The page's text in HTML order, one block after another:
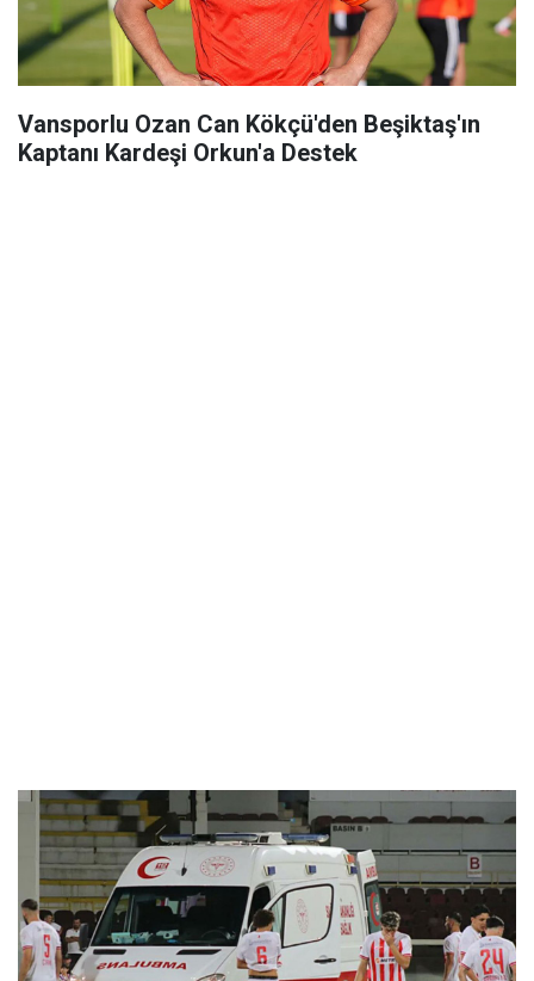
Vansporlu Ozan Can Kökçü'den Beşiktaş'ın
Kaptanı Kardeşi Orkun'a Destek